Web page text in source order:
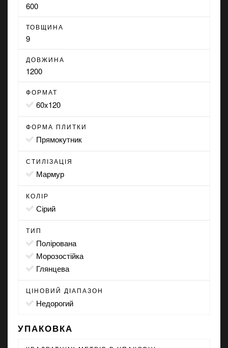
600
ТОВЩИНА
9
ДОВЖИНА
1200
ФОРМАТ
60x120
ФОРМА ПЛИТКИ
прямокутник
СТИЛІЗАЦІЯ
мармур
КОЛІР
сірий
ТИП
полірована
морозостійка
глянцева
ЦІНОВИЙ ДІАПАЗОН
Недорогий
УПАКОВКА